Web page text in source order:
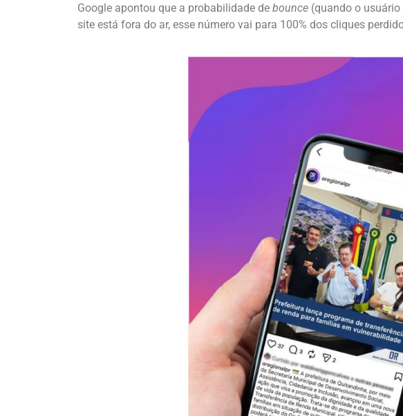
Google apontou que a probabilidade de bounce (quando o
site está fora do ar, esse número vai para 100% dos cliques